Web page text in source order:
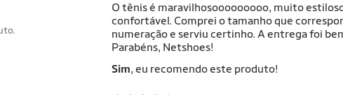
O tênis é maravilhosooooooooo, muito
confortável. Comprei o tamanho que
numeração e serviu certinho. A entrega foi
Parabéns, Netshoes!
Sim, eu recomendo este produto!